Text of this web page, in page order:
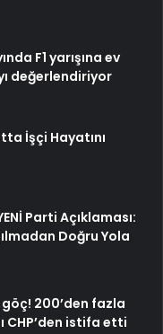
F1 yarışına ev
değerlendiriyor
İşçi Hayatını
Parti Açıklaması:
Doğru Yola
göç! 200’den fazla
CHP’den istifa etti